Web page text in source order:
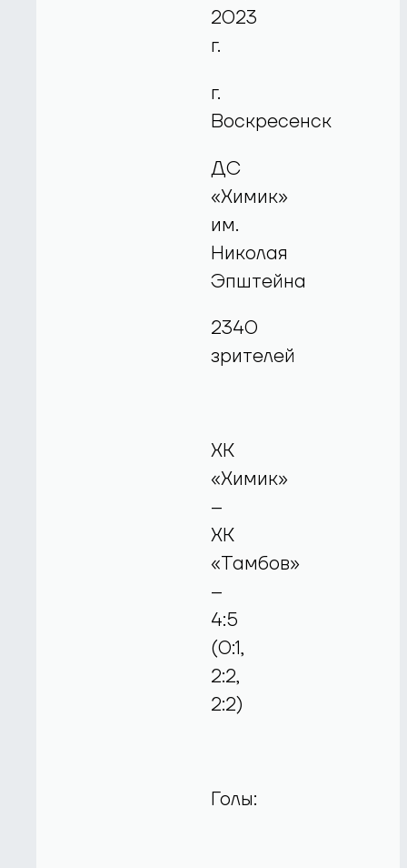
2023
г.
г.
Воскресенск
ДС
«Химик»
им.
Николая
Эпштейна
2340
зрителей
ХК
«Химик»
–
ХК
«Тамбов»
–
4:5
(0:1,
2:2,
2:2)
Голы: